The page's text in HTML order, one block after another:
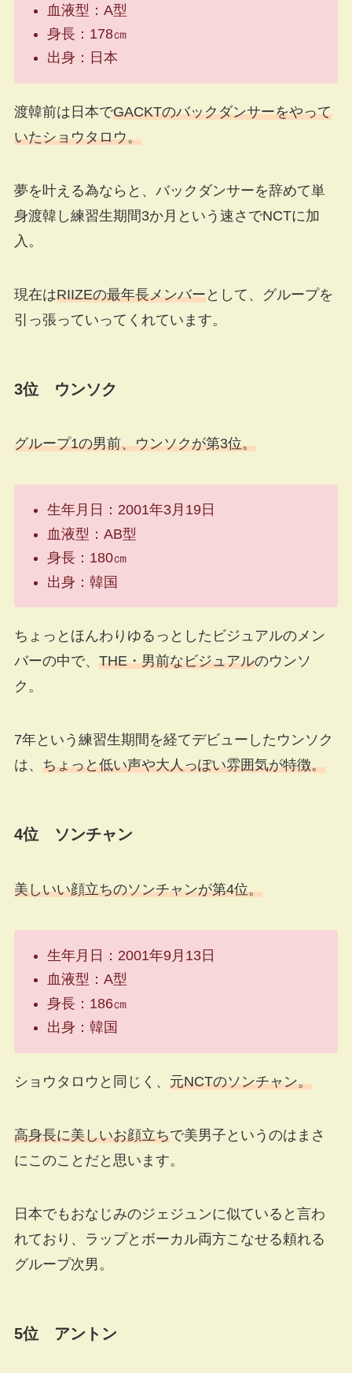
血液型：A型
身長：178㎝
出身：日本
渡韓前は日本でGACKTのバックダンサーをやって
いたショウタロウ。
夢を叶える為ならと、バックダンサーを辞めて単
身渡韓し練習生期間3か月という速さでNCTに加
入。
現在はRIIZEの最年長メンバーとして、グループを
引っ張っていってくれています。
3位 ウンソク
グループ1の男前、ウンソクが第3位。
生年月日：2001年3月19日
血液型：AB型
身長：180㎝
出身：韓国
ちょっとほんわりゆるっとしたビジュアルのメン
バーの中で、 THE・男前なビジュアルのウンソ
ク。
7年という練習生期間を経てデビューしたウンソク
は、 ちょっと低い声や大人っぽい雰囲気が特徴。
4位 ソンチャン
美しいい顔立ちのソンチャンが第4位。
生年月日：2001年9月13日
血液型：A型
身長：186㎝
出身：韓国
ショウタロウと同じく、 元NCTのソンチャン。
高身長に美しいお顔立ちで美男子というのはまさ
にこのことだと思います。
日本でもおなじみのジェジュンに似ていると言わ
れており、ラップとボーカル両方こなせる頼れる
グループ次男。
5位 アントン